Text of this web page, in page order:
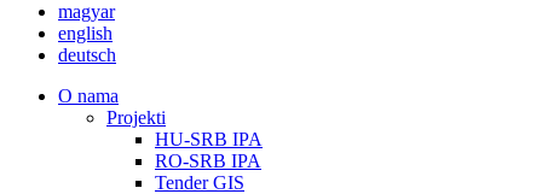
magyar
english
deutsch
О nama
Projekti
HU-SRB IPA
RO-SRB IPA
Tender GIS